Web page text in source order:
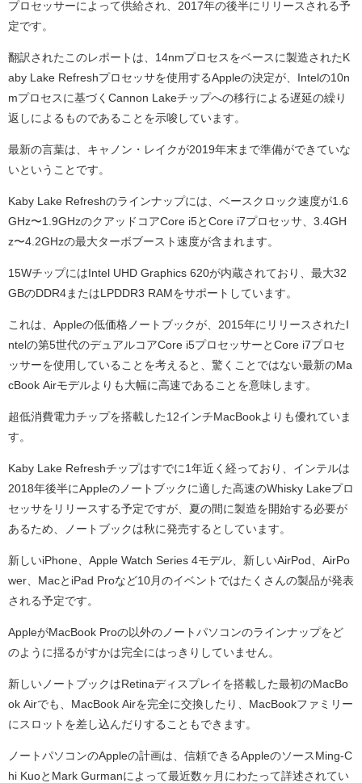
プロセッサーによって供給され、2017年の後半にリリースされる予
定です。
翻訳されたこのレポートは、14nmプロセスをベースに製造されたK
aby Lake Refreshプロセッサを使用するAppleの決定が、Intelの10n
mプロセスに基づくCannon Lakeチップへの移行による遅延の繰り
返しによるものであることを示唆しています。
最新の言葉は、キャノン・レイクが2019年末まで準備ができていな
いということです。
Kaby Lake Refreshのラインナップには、ベースクロック速度が1.6
GHz〜1.9GHzのクアッドコアCore i5とCore i7プロセッサ、3.4GH
z〜4.2GHzの最大ターボブースト速度が含まれます。
15WチップにはIntel UHD Graphics 620が内蔵されており、最大32
GBのDDR4またはLPDDR3 RAMをサポートしています。
これは、Appleの低価格ノートブックが、2015年にリリースされたI
ntelの第5世代のデュアルコアCore i5プロセッサーとCore i7プロセ
ッサーを使用していることを考えると、驚くことではない最新のMa
cBook Airモデルよりも大幅に高速であることを意味します。
超低消費電力チップを搭載した12インチMacBookよりも優れていま
す。
Kaby Lake Refreshチップはすでに1年近く経っており、インテルは
2018年後半にAppleのノートブックに適した高速のWhisky Lakeプロ
セッサをリリースする予定ですが、夏の間に製造を開始する必要が
あるため、ノートブックは秋に発売するとしています。
新しいiPhone、Apple Watch Series 4モデル、新しいAirPod、AirPo
wer、MacとiPad Proなど10月のイベントではたくさんの製品が発表
される予定です。
AppleがMacBook Proの以外のノートパソコンのラインナップをど
のように揺るがすかは完全にはっきりしていません。
新しいノートブックはRetinaディスプレイを搭載した最初のMacBo
ok Airでも、MacBook Airを完全に交換したり、MacBookファミリー
にスロットを差し込んだりすることもできます。
ノートパソコンのAppleの計画は、信頼できるAppleのソースMing-C
hi KuoとMark Gurmanによって最近数ヶ月にわたって詳述されてい